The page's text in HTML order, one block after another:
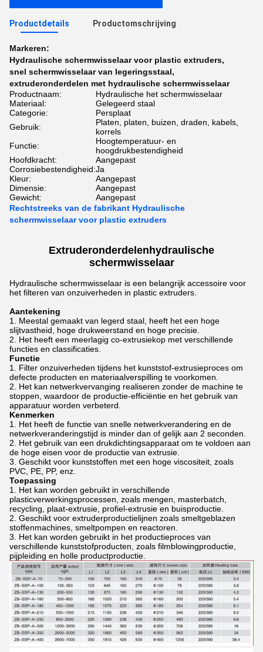
Productdetails Productomschrijving
Markeren:
Hydraulische schermwisselaar voor plastic extruders,
snel schermwisselaar van legeringsstaal,
extruderonderdelen met hydraulische schermwisselaar
Productnaam:
Hydraulische het schermwisselaar
Materiaal:
Gelegeerd staal
Categorie:
Persplaat
Gebruik:
Platen, platen, buizen, draden, kabels,
korrels
Functie:
Hoogtemperatuur- en
hoogdrukbestendigheid
Hoofdkracht:
Aangepast
Corrosiebestendigheid:Ja
Kleur:
Aangepast
Dimensie:
Aangepast
Gewicht:
Aangepast
Rechtstreeks van de fabrikant Hydraulische
schermwisselaar voor plastic extruders
Extruderonderdelen hydraulische
schermwisselaar
Hydraulische schermwisselaar is een belangrijk accessoire voor
het filteren van onzuiverheden in plastic extruders.
Aantekening
Meestal gemaakt van legerd staal, heeft het een hoge
slijtvastheid, hoge drukweerstand en hoge precisie.
Het heeft een meerlagig co-extrusiekop met verschillende
functies en classificaties.
Functie
Filter onzuiverheden tijdens het kunststof-extrusieproces om
defecte producten en materiaalverspilling te voorkomen.
Het kan netwerkvervanging realiseren zonder de machine te
stoppen, waardoor de productie-efficiëntie en het gebruik van
apparatuur worden verbeterd.
Kenmerken
Het heeft de functie van snelle netwerkverandering en de
netwerkveranderingstijd is minder dan of gelijk aan 2 seconden.
Het gebruik van een drukdichtingsapparaat om te voldoen aan
de hoge eisen voor de productie van extrusie.
Geschikt voor kunststoffen met een hoge viscositeit, zoals
PVC, PE, PP, enz.
Toepassing
Het kan worden gebruikt in verschillende
plasticverwerkingsprocessen, zoals mengen, masterbatch,
recycling, plaat-extrusie, profiel-extrusie en buisproductie.
Geschikt voor extruderproductielijnen zoals smeltgeblazen
stoffenmachines, smeltpompen en reactoren.
Het kan worden gebruikt in het productieproces van
verschillende kunststofproducten, zoals filmblowingproductie,
pijpleiding en holle productproductie.